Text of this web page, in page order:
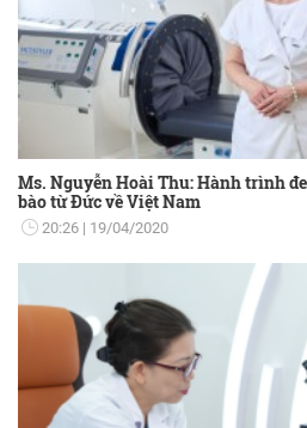
Ms. Nguyễn Hoài Thu: Hành trình
bào từ Đức về Việt Nam
20:26 19/04/2020